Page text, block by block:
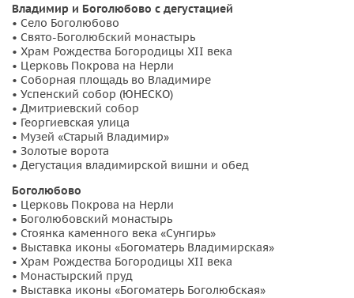
Владимир и Боголюбово с дегустацией
• Село Боголюбово
• Свято-Боголюбский монастырь
• Храм Рождества Богородицы XII века
• Церковь Покрова на Нерли
• Соборная площадь во Владимире
• Успенский собор (ЮНЕСКО)
• Дмитриевский собор
• Георгиевская улица
• Музей «Старый Владимир»
• Золотые ворота
• Дегустация владимирской вишни и обед
Боголюбово
• Церковь Покрова на Нерли
• Боголюбовский монастырь
• Стоянка каменного века «Сунгирь»
• Выставка иконы «Богоматерь Владимирская»
• Храм Рождества Богородицы XII века
• Монастырский пруд
• Выставка иконы «Богоматерь Боголюбская»